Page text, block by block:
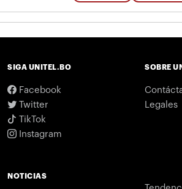
SIGA UNITEL.BO
Facebook
Twitter
TikTok
Instagram
SOBRE
Legales
NOTICIAS